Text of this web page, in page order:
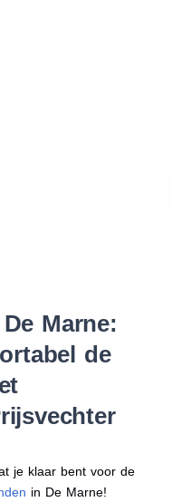
Marne:
de
je klaar bent voor de
in De Marne!